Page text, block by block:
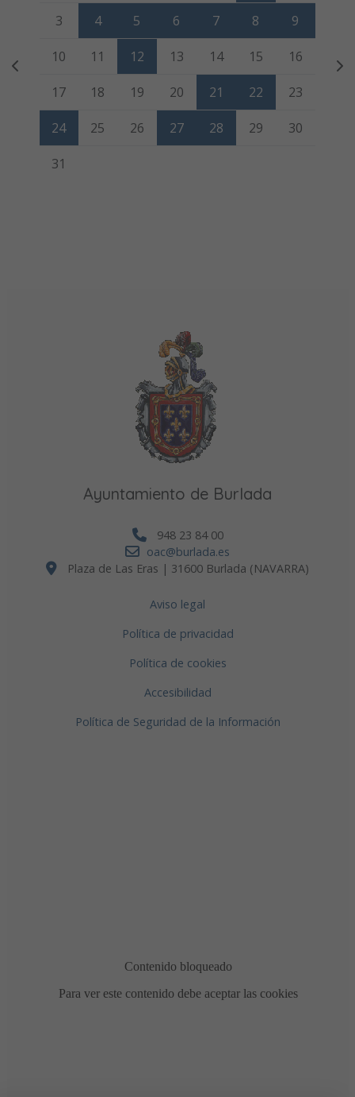
3 4 5 6 7 8 9
10 11 12 13 14 15 16
17 18 19 20 21 22 23
24 25 26 27 28 29 30
31
Ayuntamiento de Burlada
948 23 84 00
oac@burlada.es
Plaza de Las Eras | 31600 Burlada (NAVARRA)
Aviso legal
Política de privacidad
Política de cookies
Accesibilidad
Política de Seguridad de la Información